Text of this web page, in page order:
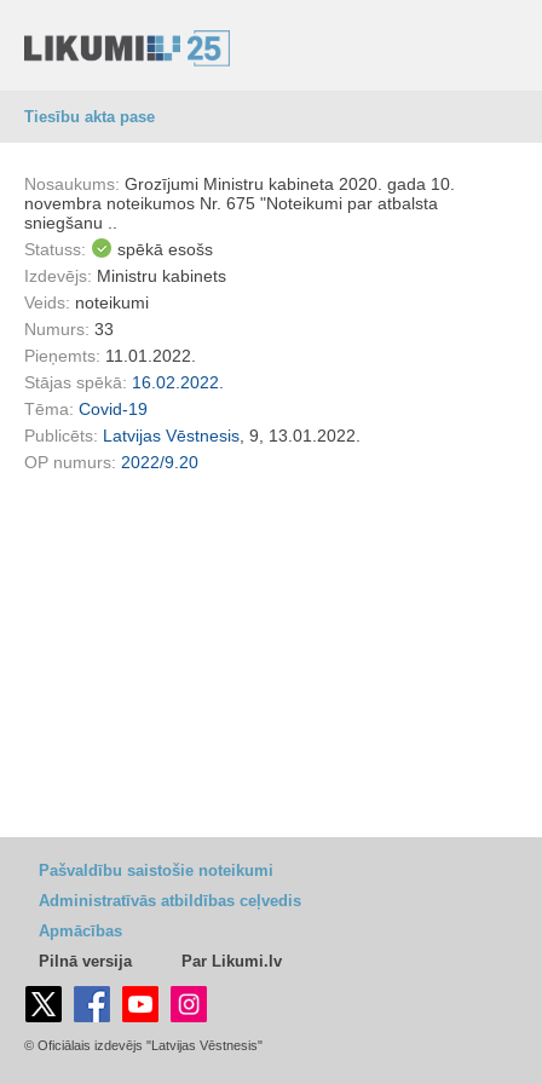
Tiesību akta pase
Nosaukums: Grozījumi Ministru kabineta 2020. gada 10.
novembra noteikumos Nr. 675 "Noteikumi par atbalsta
sniegšanu ..
Statuss:
spēkā esošs
Izdevējs: Ministru kabinets
Veids: noteikumi
Numurs: 33
Pieņemts: 11.01.2022.
Stājas spēkā: 16.02.2022.
Tēma: Covid-19
Publicēts: Latvijas Vēstnesis , 9, 13.01.2022.
OP numurs: 2022/9.20
Pašvaldību saistošie noteikumi
Administratīvās atbildības ceļvedis
Apmācības
Pilnā versija
Par Likumi.lv
© Oficiālais izdevējs "Latvijas Vēstnesis"